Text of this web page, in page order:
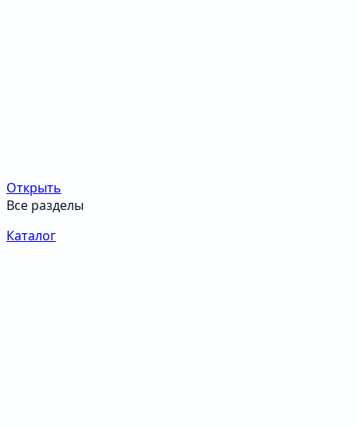
Открыть
Все разделы
Каталог